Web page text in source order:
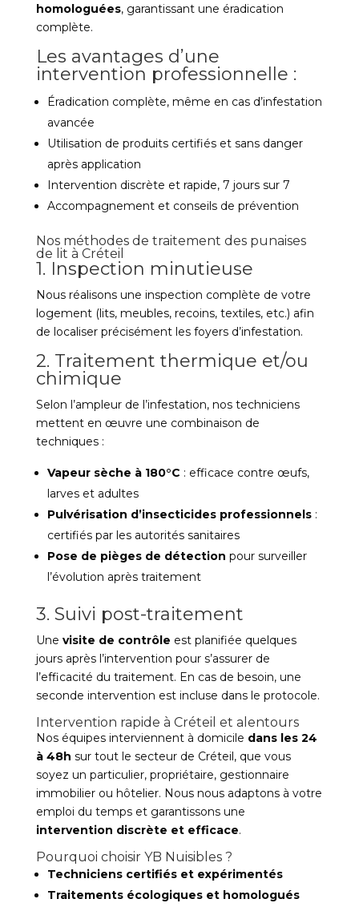
homologuées, garantissant une éradication
complète.
Les avantages d’une
intervention professionnelle :
Éradication complète, même en cas d’infestation
avancée
Utilisation de produits certifiés et sans danger
après application
Intervention discrète et rapide, 7 jours sur 7
Accompagnement et conseils de prévention
Nos méthodes de traitement des punaises
de lit à Créteil
1. Inspection minutieuse
Nous réalisons une inspection complète de votre
logement (lits, meubles, recoins, textiles, etc.) afin
de localiser précisément les foyers d’infestation.
2. Traitement thermique et/ou
chimique
Selon l’ampleur de l’infestation, nos techniciens
mettent en œuvre une combinaison de
techniques :
Vapeur sèche à 180°C : efficace contre œufs,
larves et adultes
Pulvérisation d’insecticides professionnels:
certifiés par les autorités sanitaires
Pose de pièges de détection pour surveiller
l’évolution après traitement
3. Suivi post-traitement
Une visite de contrôle est planifiée quelques
jours après l’intervention pour s’assurer de
l’efficacité du traitement. En cas de besoin, une
seconde intervention est incluse dans le protocole.
Intervention rapide à Créteil et alentours
Nos équipes interviennent à domicile dans les 24
à 48h sur tout le secteur de Créteil, que vous
soyez un particulier, propriétaire, gestionnaire
immobilier ou hôtelier. Nous nous adaptons à votre
emploi du temps et garantissons une
intervention discrète et efficace.
Pourquoi choisir YB Nuisibles ?
Techniciens certifiés et expérimentés
Traitements écologiques et homologués